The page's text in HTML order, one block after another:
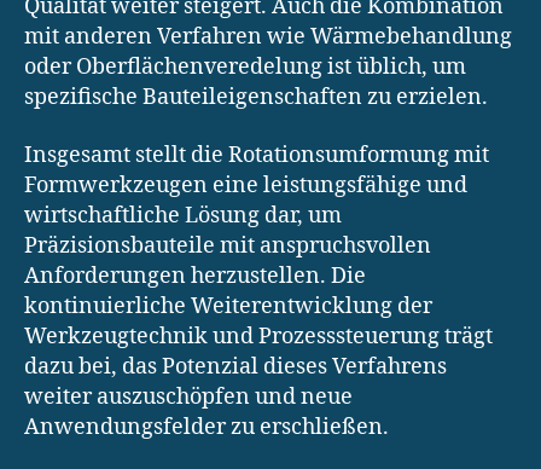
Qualität weiter steigert. Auch die Kombination
mit anderen Verfahren wie Wärmebehandlung
oder Oberflächenveredelung ist üblich, um
spezifische Bauteileigenschaften zu erzielen.
Insgesamt stellt die Rotationsumformung mit
Formwerkzeugen eine leistungsfähige und
wirtschaftliche Lösung dar, um
Präzisionsbauteile mit anspruchsvollen
Anforderungen herzustellen. Die
kontinuierliche Weiterentwicklung der
Werkzeugtechnik und Prozesssteuerung trägt
dazu bei, das Potenzial dieses Verfahrens
weiter auszuschöpfen und neue
Anwendungsfelder zu erschließen.